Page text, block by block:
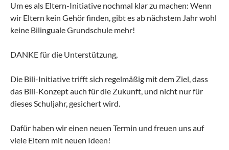
Um es als Eltern-Initiative nochmal klar zu machen: Wenn
wir Eltern kein Gehör finden, gibt es ab nächstem Jahr wohl
keine Bilinguale Grundschule mehr!
DANKE für die Unterstützung,
Die Bili-Initiative trifft sich regelmäßig mit dem Ziel, dass
das Bili-Konzept auch für die Zukunft, und nicht nur für
dieses Schuljahr, gesichert wird.
Dafür haben wir einen neuen Termin und freuen uns auf
viele Eltern mit neuen Ideen!